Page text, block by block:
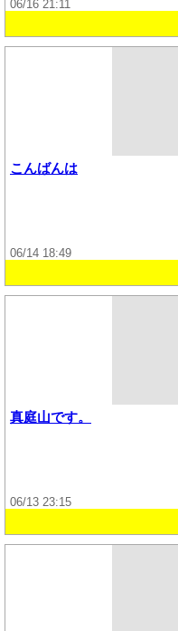
06/16 21:11
こんばんは
06/14 18:49
真庭山です。
06/13 23:15